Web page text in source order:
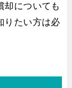
却についても
りたい方は必